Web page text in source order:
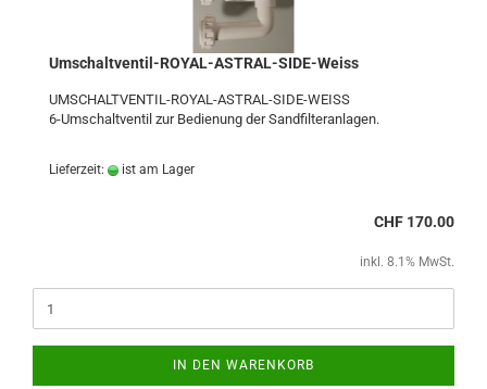
Umschaltventil-ROYAL-ASTRAL-SIDE-Weiss
UMSCHALTVENTIL-ROYAL-ASTRAL-SIDE-WEISS
6-Umschaltventil zur Bedienung der Sandfilteranlagen.
Lieferzeit: ist am Lager
CHF 170.00
inkl. 8.1% MwSt.
IN DEN WARENKORB